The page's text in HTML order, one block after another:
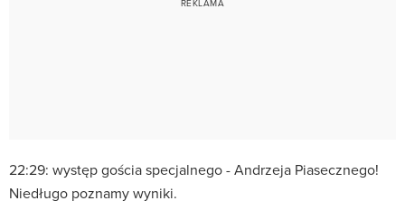
22:29: występ gościa specjalnego - Andrzeja Piasecznego!
Niedługo poznamy wyniki.